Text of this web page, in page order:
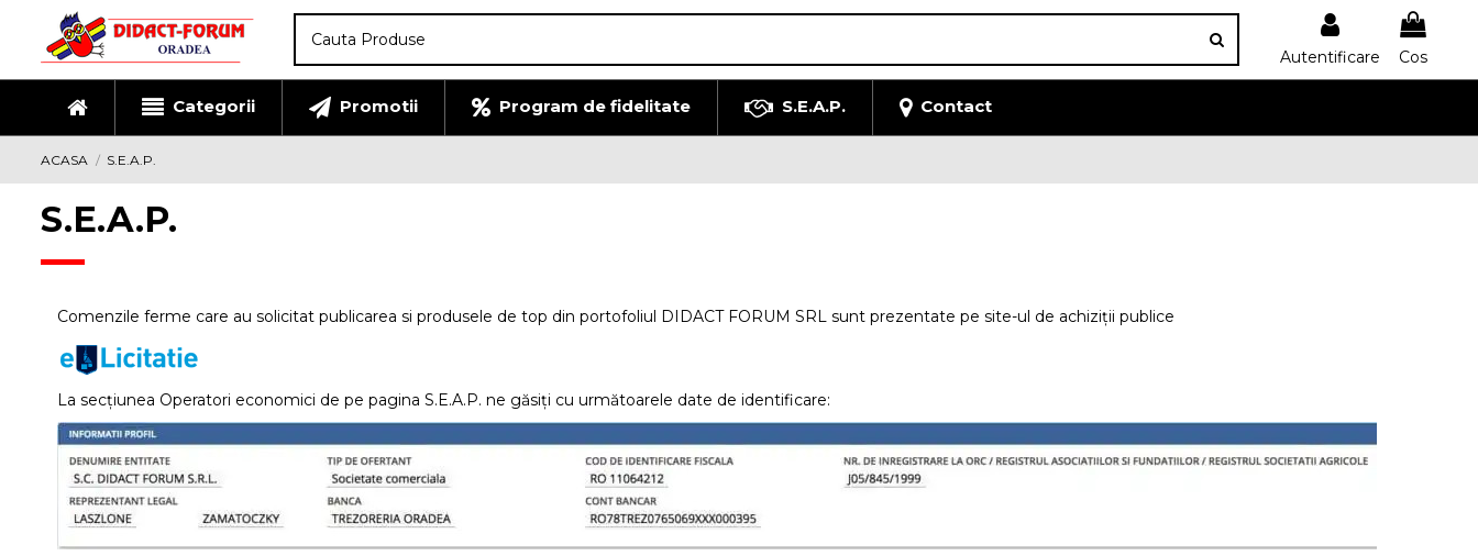
Autentificare Cos
Categorii Promotii Program de fidelitate S.E.A.P. Contact
ACASA S.E.A.P.
S.E.A.P.
Comenzile ferme care au solicitat publicarea si produsele de top din portofoliul DIDACT FORUM SRL sunt prezentate pe site-ul de achiziții publice
La secțiunea Operatori economici de pe pagina S.E.A.P. ne găsiți cu următoarele date de identificare: